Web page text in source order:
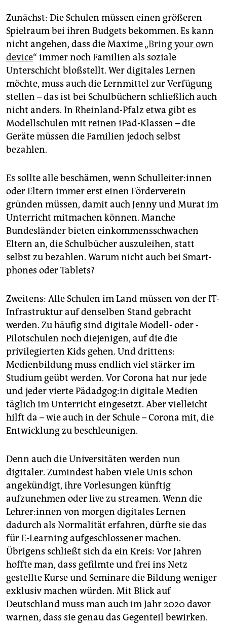
Zunächst: Die Schulen müssen einen größeren
Spielraum bei ihren Budgets bekommen. Es kann
nicht angehen, dass die Maxime „Bring your own
device“ immer noch Familien als soziale
Unterschicht bloßstellt. Wer digitales Lernen
möchte, muss auch die Lernmittel zur Verfügung
stellen – das ist bei Schulbüchern schließlich auch
nicht anders. In Rheinland-Pfalz etwa gibt es
Modellschulen mit reinen iPad-Klassen – die
Geräte müssen die Familien jedoch selbst
bezahlen.
Es sollte alle beschämen, wenn Schulleiter:innen
oder Eltern immer erst einen Förderverein
gründen müssen, damit auch Jenny und Murat im
Unterricht mitmachen können. Manche
Bundesländer bieten einkommensschwachen
Eltern an, die Schulbücher auszuleihen, statt
selbst zu bezahlen. Warum nicht auch bei Smart­
phones oder Ta­blets?
Zweitens: Alle Schulen im Land müssen von der IT-
Infrastruktur auf denselben Stand gebracht
werden. Zu häufig sind digitale Modell- oder ­
Pilotschulen noch diejenigen, auf die die
privilegierten Kids gehen. Und drittens:
Medienbildung muss endlich viel stärker im
Studium geübt werden. Vor Corona hat nur jede
und jeder vierte Pädadgog:in digitale Medien
täglich im Unterricht eingesetzt. Aber vielleicht
hilft da – wie auch in der Schule – Corona mit, die
Entwicklung zu beschleunigen.
Denn auch die Universitäten werden nun
digitaler. Zumindest haben viele Unis schon
angekündigt, ihre Vorlesungen künftig
aufzunehmen oder live zu streamen. Wenn die
Lehrer:innen von morgen digitales Lernen
dadurch als Normalität erfahren, dürfte sie das
für E-Learning aufgeschlossener machen.
Übrigens schließt sich da ein Kreis: Vor Jahren
hoffte man, dass gefilmte und frei ins Netz
gestellte Kurse und Seminare die Bildung weniger
exklusiv machen würden. Mit Blick auf
Deutschland muss man auch im Jahr 2020 davor
warnen, dass sie genau das Gegenteil bewirken.